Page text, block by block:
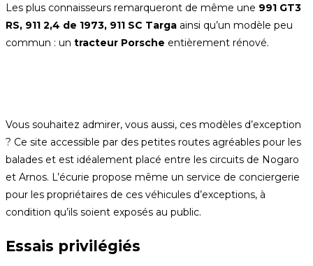
Les plus connaisseurs remarqueront de même une 991 GT3
RS, 911 2,4 de 1973, 911 SC Targa ainsi qu’un modèle peu
commun : un tracteur Porsche entièrement rénové.
Vous souhaitez admirer, vous aussi, ces modèles d’exception
? Ce site accessible par des petites routes agréables pour les
balades et est idéalement placé entre les circuits de Nogaro
et Arnos. L’écurie propose même un service de conciergerie
pour les propriétaires de ces véhicules d’exceptions, à
condition qu’ils soient exposés au public.
Essais privilégiés